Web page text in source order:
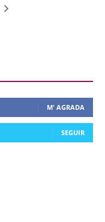
M' AGRADA
SEGUIR